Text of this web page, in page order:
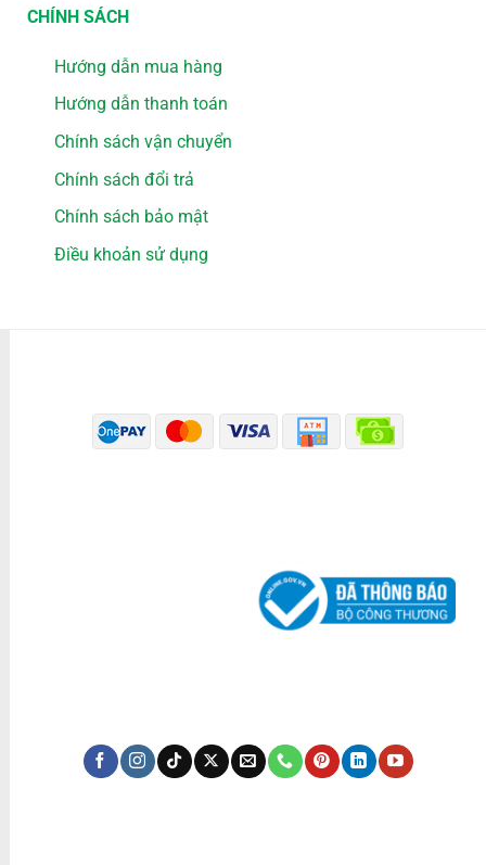
CHÍNH SÁCH
Hướng dẫn mua hàng
Hướng dẫn thanh toán
Chính sách vận chuyển
Chính sách đổi trả
Chính sách bảo mật
Điều khoản sử dụng